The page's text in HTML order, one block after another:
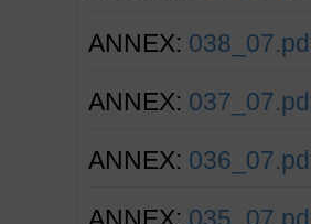
ANNEX:
ANNEX:
ANNEX: